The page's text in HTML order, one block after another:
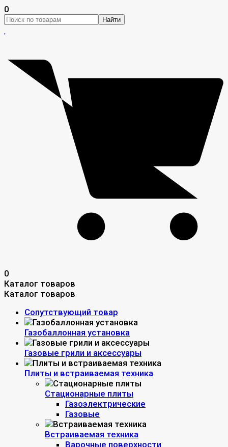
0
Найти
0
Каталог товаров
Каталог товаров
Сопутствующий товар
Газобаллонная установка
Газовые грили и аксессуары
Плиты и встраиваемая техника
Стационарные плиты
Газоэлектрические
Газовые
Встраиваемая техника
Варочные поверхности